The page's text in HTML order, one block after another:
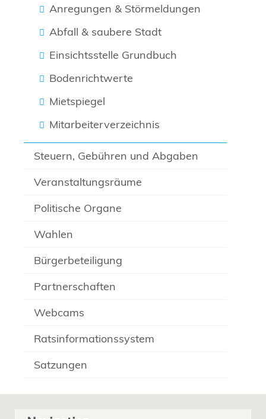
Anregungen & Störmeldungen
Abfall & saubere Stadt
Einsichtsstelle Grundbuch
Bodenrichtwerte
Mietspiegel
Mitarbeiterverzeichnis
Steuern, Gebühren und Abgaben
Veranstaltungsräume
Politische Organe
Wahlen
Bürgerbeteiligung
Partnerschaften
Webcams
Ratsinformationssystem
Satzungen